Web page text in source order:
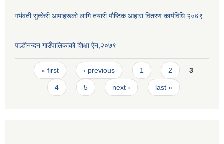
गर्भवती सुत्केरी आमाहरूको लागि तयारी पौष्टिक आहारा वितरण कार्यविधि २०७९
पाल्हीनन्दन गाउँपालिकाको शिक्षा ऐन,२०७९
Pages
« first ‹ previous 1 2 3
4 5 next › last »